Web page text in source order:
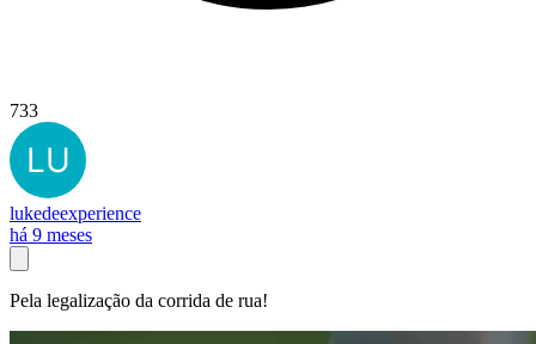
733
lukedeexperience
há 9 meses
Pela legalização da corrida de rua!